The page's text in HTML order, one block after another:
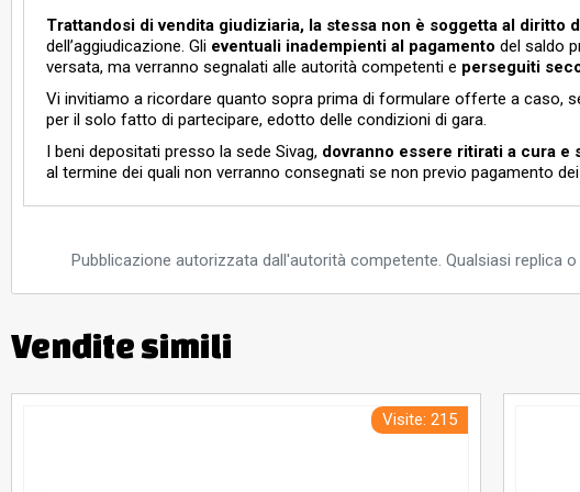
********
Online
********
Online
********
Online
********
Online
********
Online
********
********
********
Online
Online
Trattandosi di vendita giudiziaria, la stessa non è soggetta al diritto
dell’aggiudicazione. Gli eventuali inadempienti al pagamento del saldo
versata, ma verranno segnalati alle autorità competenti e perseguiti
Vi invitiamo a ricordare quanto sopra prima di formulare offerte a caso,
per il solo fatto di partecipare, edotto delle condizioni di gara.
I beni depositati presso la sede Sivag, dovranno essere ritirati a cura e
al termine dei quali non verranno consegnati se non previo pagamento
Pubblicazione autorizzata dall'autorità competente. Qualsiasi replica
Vendite simili
Visite: 215